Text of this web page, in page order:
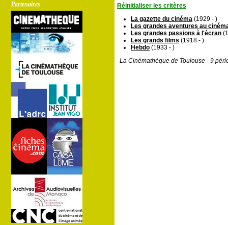
Partenaires
Réinitialiser les critères
La gazette du cinéma (1929 - )
Les grandes aventures au
Les grandes passions à l'écran
Les grands films (1918 - )
Hebdo (1933 - )
La Cinémathèque de Toulouse - 9